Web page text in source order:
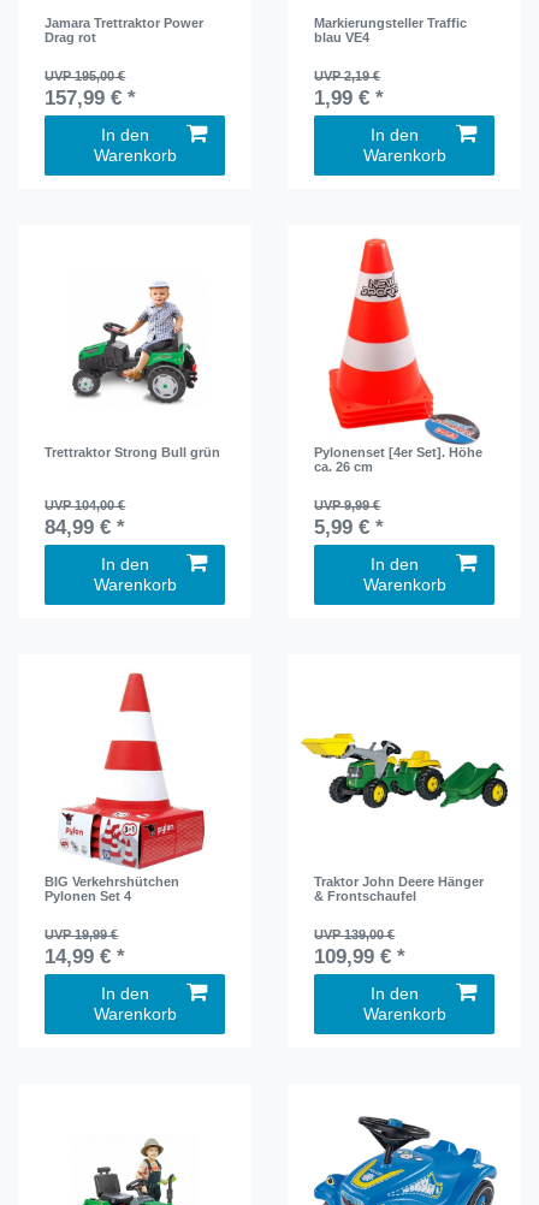
Jamara Trettraktor Power
Drag rot
UVP 195,00 €
157,99 € *
In den
Warenkorb
Markierungsteller Traffic
blau VE4
UVP 2,19 €
1,99 € *
In den
Warenkorb
Trettraktor Strong Bull grün
UVP 104,00 €
84,99 € *
In den
Warenkorb
Pylonenset [4er Set]. Höhe
ca. 26 cm
UVP 9,99 €
5,99 € *
In den
Warenkorb
BIG Verkehrshütchen
Pylonen Set 4
UVP 19,99 €
14,99 € *
In den
Warenkorb
Traktor John Deere Hänger
& Frontschaufel
UVP 139,00 €
109,99 € *
In den
Warenkorb